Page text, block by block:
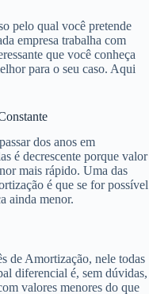
pelo qual você pretende
empresa trabalha com
que você conheça
para o seu caso. Aqui
dos anos em
é decrescente porque valor
mais rápido. Uma das
é que se for possível
ainda menor.
de Amortização, nele todas
diferencial é, sem dúvidas,
valores menores do que